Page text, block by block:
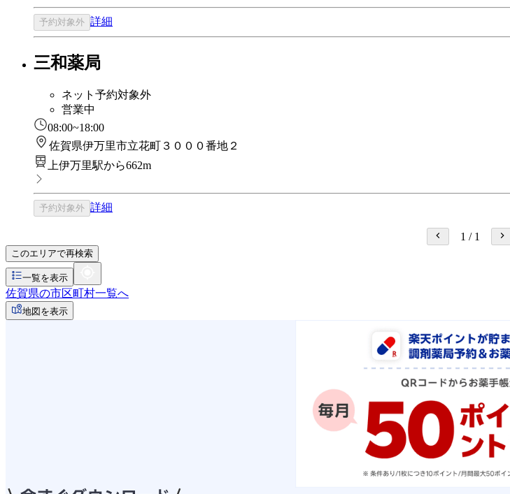
予約対象外 詳細
三和薬局
ネット予約対象外
営業中
08:00~18:00
佐賀県伊万里市立花町３０００番地２
上伊万里駅から662m
予約対象外 詳細
1 / 1
このエリアで再検索
一覧を表示
佐賀県の市区町村一覧へ
地図を表示